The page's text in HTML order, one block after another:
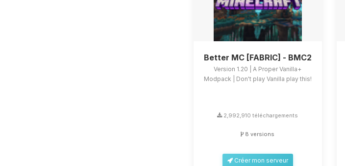
Better MC [FABRIC] - BMC2
Version 1.20 | A Proper Vanilla+
Modpack | Don't play Vanilla play this!
2,992,910 téléchargements
8 versions
Créer mon serveur